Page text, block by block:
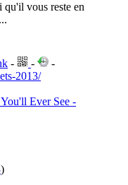
qu'il vous reste en
- -
-
2013/
Ever See -
)